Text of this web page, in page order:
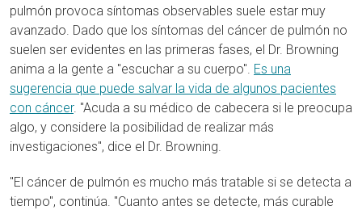
pulmón provoca síntomas observables suele estar muy
avanzado. Dado que los síntomas del cáncer de pulmón no
suelen ser evidentes en las primeras fases, el Dr. Browning
anima a la gente a "escuchar a su cuerpo". Es una
sugerencia que puede salvar la vida de algunos pacientes
con cáncer. "Acuda a su médico de cabecera si le preocupa
algo, y considere la posibilidad de realizar más
investigaciones", dice el Dr. Browning.
"El cáncer de pulmón es mucho más tratable si se detecta a
tiempo", continúa. "Cuanto antes se detecte, más curable